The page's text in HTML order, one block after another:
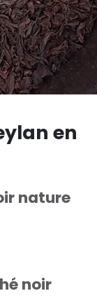
en
nature
noir